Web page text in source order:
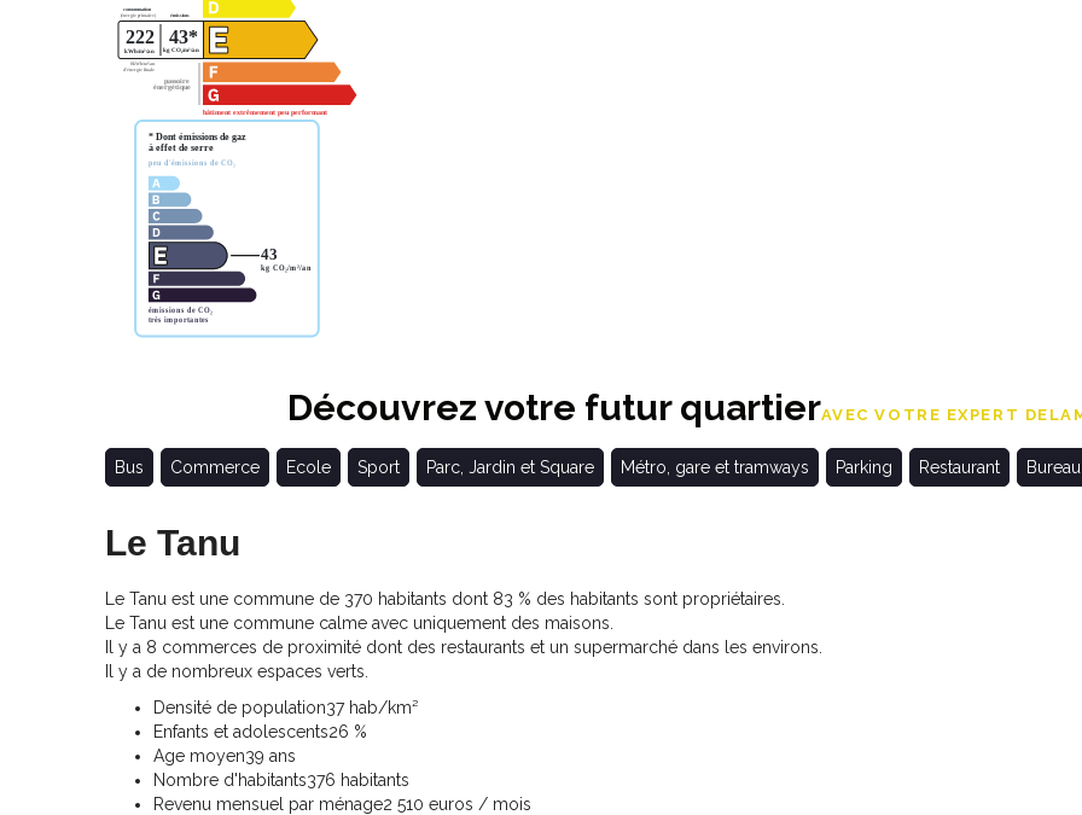
Découvrez votre futur quartierAVEC VOTRE EXPERT
Bus Commerce Ecole Sport Parc, Jardin et Square Métro, gare et tramways Parking Restaurant
Le Tanu
Le Tanu est une commune de 370 habitants dont 83 % des habitants sont propriétaires.
Le Tanu est une commune calme avec uniquement des maisons.
Il y a 8 commerces de proximité dont des restaurants et un supermarché dans les environs.
Il y a de nombreux espaces verts.
Densité de population37 hab/km²
Enfants et adolescents26 %
Age moyen39 ans
Nombre d'habitants376 habitants
Revenu mensuel par ménage2 510 euros / mois